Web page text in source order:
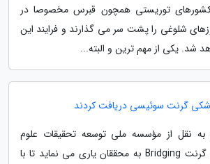
کشورهای توریستی همچون قبرس مخصوصا در
شلوغی را پشت سر می گذارند و فرایند این
شد. یکی از مهم ترین و البته...
گرنت سوئیسی دریافت کردند
به نقل از مؤسسه ملی توسعه تحقیقات علوم
پزشکی ایران (نیماد)، گرنت Bridging به محققان یاری می نماید تا با